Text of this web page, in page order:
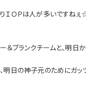
ＩＯＰは人が多いですねぇ
＆ブランクチームと、明日
明日の神子元のためにガッ